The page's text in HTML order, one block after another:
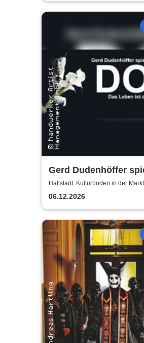
Gerd Dudenhöffer
Heinz Becker
Hallstadt, Kulturboden in der
06.12.2026